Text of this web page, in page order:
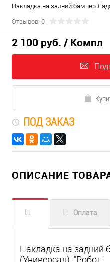
Накладка на задний бампер
Отзывов: 0
2 100 руб. / Компл
ПОД ЗАКАЗ
ОПИСАНИЕ
Оплата
Накладка на задний
(Универсал) "Робот"